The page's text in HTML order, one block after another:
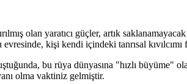
olan yaratıcı güçler, artık
kişi kendi içindeki tanrısal kıvılcımı
bu rüya dünyasına "hızlı büyüme"
olma vaktiniz gelmiştir.